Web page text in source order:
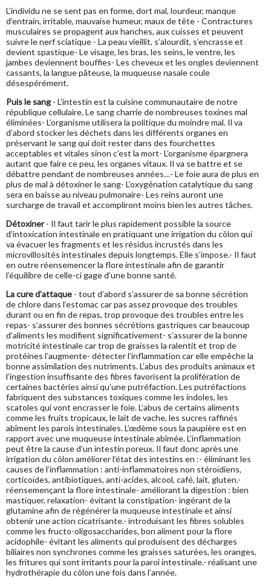
L’individu ne se sent pas en forme, dort mal, lourdeur, manque
d’entrain, irritable, mauvaise humeur, maux de tête - Contractures
musculaires se propagent aux hanches, aux cuisses et peuvent
suivre le nerf sciatique - La peau vieillit, s’alourdit, s’encrasse et
devient spastique- Le visage, les bras, les seins, le ventre, les
jambes deviennent bouffies- Les cheveux et les ongles deviennent
cassants, la langue pâteuse, la muqueuse nasale coule
désespérément.
Puis le sang - L’intestin est la cuisine communautaire de notre
république cellulaire. Le sang charrie de nombreuses toxines mal
éliminées- L’organisme utilisera la politique du moindre mal. Il va
d’abord stocker les déchets dans les différents organes en
préservant le sang qui doit rester dans des fourchettes
acceptables et vitales sinon c’est la mort- L’organisme épargnera
autant que faire ce peu, les organes vitaux. Il va se battre et se
débattre pendant de nombreuses années…- Le foie aura de plus en
plus de mal à détoxiner le sang- L’oxygénation catalytique du sang
sera en baisse au niveau pulmonaire- Les reins auront une
surcharge de travail et accompliront moins bien les autres tâches.
Détoxiner- Il faut tarir le plus rapidement possible la source
d’intoxication intestinale en pratiquant une irrigation du côlon qui
va évacuer les fragments et les résidus incrustés dans les
microvillosités intestinales depuis longtemps. Elle s’impose.- Il faut
en outre réensemencer la flore intestinale afin de garantir
l’équilibre de celle-ci gage d’une bonne santé.
La cure d’attaque - tout d’abord s’assurer de sa bonne sécrétion
de chlore dans l’estomac car pas assez provoque des troubles
durant ou en fin de repas, trop provoque des troubles entre les
repas- s’assurer des bonnes sécrétions gastriques car beaucoup
d’aliments les modifient significativement- s’assurer de la bonne
motricité intestinale car trop de graisses la ralentit et trop de
protéines l’augmente- détecter l’inflammation car elle empêche la
bonne assimilation des nutriments. L’abus des produits animaux et
l’ingestion insuffisante des fibres favorisent la prolifération de
certaines bactéries ainsi qu’une putréfaction. Les putréfactions
fabriquent des substances toxiques comme les indoles, les
scatoles qui vont encrasser le foie. L’abus de certains aliments
comme les fruits tropicaux, le lait de vache, les sucres raffinés
abîment les parois intestinales. L’œdème sous la paupière est en
rapport avec une muqueuse intestinale abîmée. L’inflammation
peut être la cause d’un intestin poreux. Il faut donc après une
irrigation du côlon améliorer l’état des intestins en :- éliminant les
causes de l’inflammation : anti-inflammatoires non stéroïdiens,
corticoïdes, antibiotiques, anti-acides, alcool, café, lait, gluten.-
réensemençant la flore intestinale- améliorant la digestion : bien
mastiquer, relaxation- évitant la constipation- ingérant de la
glutamine afin de régénérer la muqueuse intestinale et ainsi
obtenir une action cicatrisante.- introduisant les fibres solubles
comme les fructo-oligosaccharides, bon aliment pour la flore
acidophile- évitant les aliments qui produisent des décharges
biliaires non synchrones comme les graisses saturées, les oranges,
les fritures qui sont irritants pour la paroi intestinale.- réalisant une
hydrothérapie du côlon une fois dans l’année.